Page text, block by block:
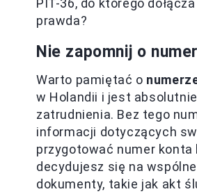
PIT-36, do którego
prawda?
Nie zapomnij o
Warto pamiętać o
w Holandii i jest
zatrudnienia. Bez tego
informacji dotyczących
przygotować numer
decydujesz się na
dokumenty, takie jak akt